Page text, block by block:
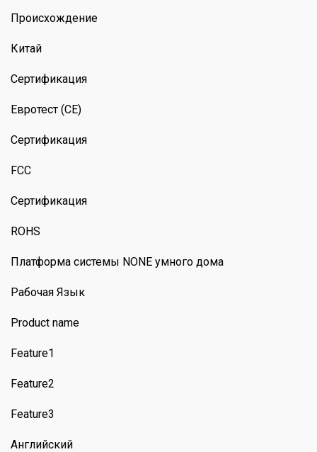
Происхождение
Китай
Сертификация
Евротест (CE)
Сертификация
FCC
Сертификация
ROHS
Платформа системы NONE умного дома
Рабочая Язык
Product name
Feature1
Feature2
Feature3
Английский